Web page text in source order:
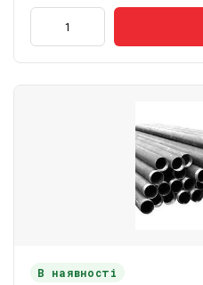
В наявності